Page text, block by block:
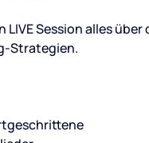
Session alles
Strategien.